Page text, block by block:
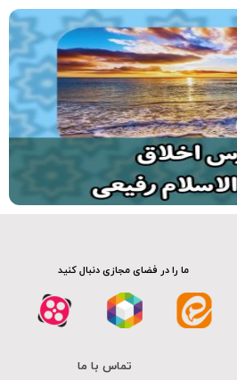
صوت
ما را در فضای مجازی دنبال کنید
تماس با ما